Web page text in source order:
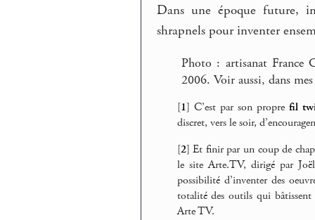
Dans une époque future,
shrapnels pour inventer
Photo : artisanat France
2006. Voir aussi, dans
[1] C’est par son propre fil
discret, vers le soir,
[2]Et finir par un coup de
le site Arte.TV, dirigé par
possibilité d’inventer des
totalité des outils qui
Arte TV.